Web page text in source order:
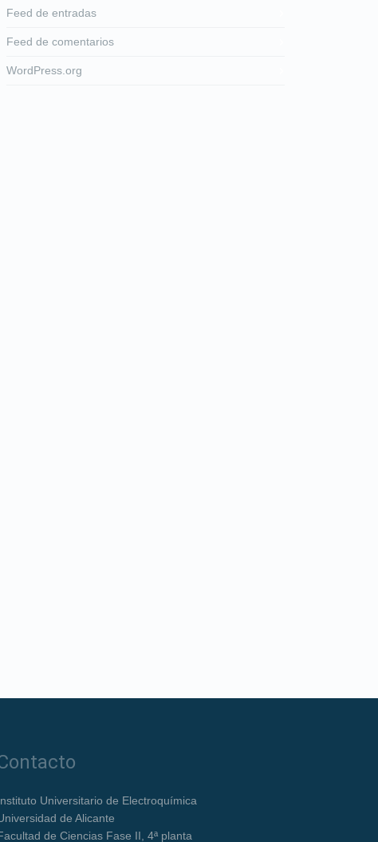
Feed de entradas
Feed de comentarios
WordPress.org
Universitario de Electroquímica
de Alicante
de Ciencias Fase II, 4ª planta